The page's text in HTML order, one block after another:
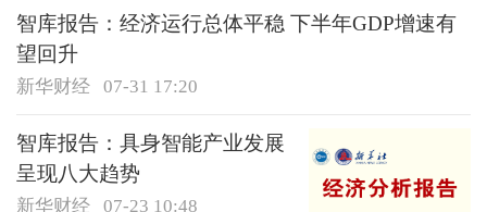
智库报告：经济运行总体平稳 下半年GDP增速有
望回升
新华财经 07-31 17:20
智库报告：具身智能产业发展
呈现八大趋势
新华财经 07-23 10:48